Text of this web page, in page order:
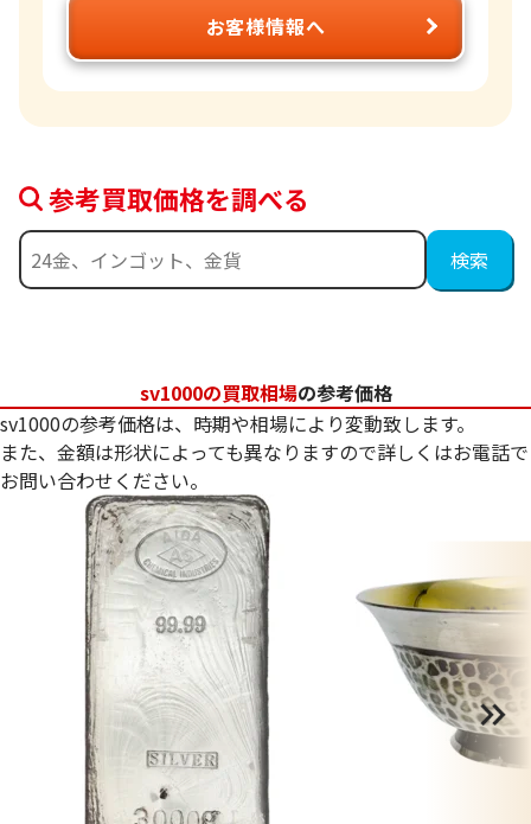
お客様情報へ
参考買取価格を調べる
sv1000の買取相場の参考価格
sv1000の参考価格は、時期や相場により変動致します。
また、金額は形状によっても異なりますので詳しくはお電話で
お問い合わせください。